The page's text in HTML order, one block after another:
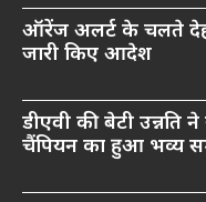
ऑरेंज अलर्ट के चलते
जारी किए आदेश
डीएवी की बेटी उन्नति
चैंपियन का हुआ भव्य